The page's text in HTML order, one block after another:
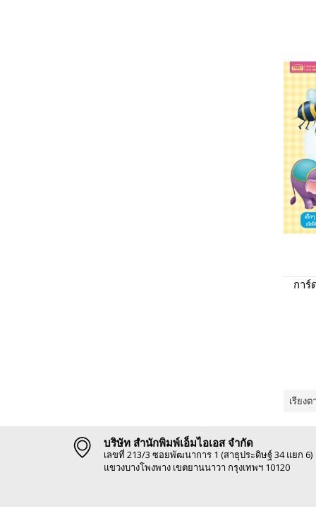
การ์
เรียง
บริษัท สำนักพิมพ์เอ็มไอเอส จำกัด
เลขที่ 213/3 ซอยพัฒนาการ 1 (สาธุประดิษฐ์ 34 แยก 6)
แขวงบางโพงพาง เขตยานนาวา กรุงเทพฯ 10120